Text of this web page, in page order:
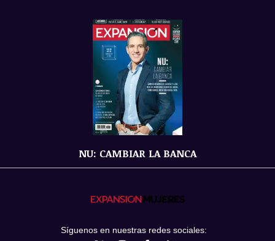
NU: CAMBIAR LA BANCA
Síguenos en nuestras redes sociales: